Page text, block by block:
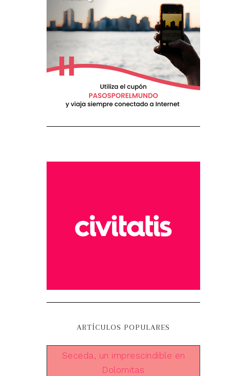
ARTÍCULOS POPULARES
Seceda, un imprescindible en
Dolomitas